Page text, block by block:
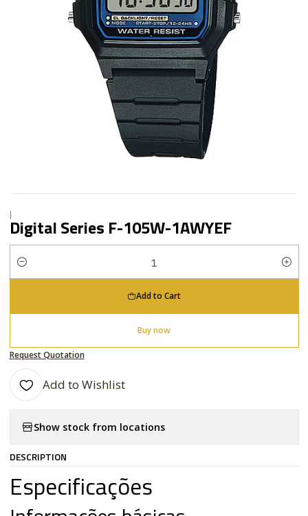
|
Digital Series F-105W-1AWYEF
Quantity
Add to Cart
Buy now
Request Quotation
Add to Wishlist
Show stock from locations
DESCRIPTION
Especificações